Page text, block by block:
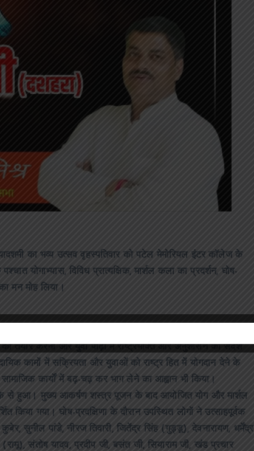
का भव्य उत्सव वृहस्पतिवार को पटेल मेमोरियल इंटर कॉलेज के
योगाभ्यास, विविध प्रात्यक्षिक, मार्शल कला का प्रदर्शन, घोष-
मन मोह लिया।
करते हुए कहा, “आज का यह आयोजन संस्कार, अनुशासन और सेवा
तैयार करना और युवा पीढ़ी में राष्ट्रभक्ति और अनुशासन का संदेश
कामों में सक्रियता और युवाओं को राष्ट्र हित में योगदान देने के
कार्यों में बढ़-चढ़ कर भाग लेने का आह्वान भी किया।
से हुआ। मुख्य आकर्षण शस्त्र पूजन के बाद आयोजित योग और मार्शल
गया। घोष-प्रदक्षिणा के दौरान उपस्थित लोगों ने उत्साहपूर्वक
सुनील पांडे, नीरज तिवारी, जितेंद्र सिंह (गुड्डू), देवनारायण, धर्मेंद्र
(रामू), संतोष यादव, प्रदीप जी, बसंत जी, सियाराम जी, खंड प्रचार